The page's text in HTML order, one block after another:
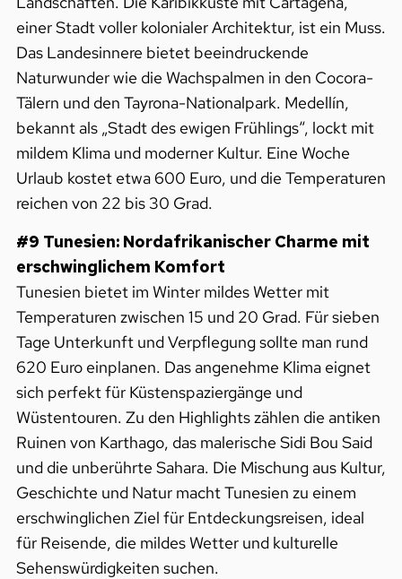
einer Stadt voller kolonialer Architektur, ist ein Muss.
Das Landesinnere bietet beeindruckende
Naturwunder wie die Wachspalmen in den Cocora-
Tälern und den Tayrona-Nationalpark. Medellín,
bekannt als „Stadt des ewigen Frühlings“, lockt mit
mildem Klima und moderner Kultur. Eine Woche
Urlaub kostet etwa 600 Euro, und die Temperaturen
reichen von 22 bis 30 Grad.
#9 Tunesien: Nordafrikanischer Charme mit
erschwinglichem Komfort
Tunesien bietet im Winter mildes Wetter mit
Temperaturen zwischen 15 und 20 Grad. Für sieben
Tage Unterkunft und Verpflegung sollte man rund
620 Euro einplanen. Das angenehme Klima eignet
sich perfekt für Küstenspaziergänge und
Wüstentouren. Zu den Highlights zählen die antiken
Ruinen von Karthago, das malerische Sidi Bou Said
und die unberührte Sahara. Die Mischung aus Kultur,
Geschichte und Natur macht Tunesien zu einem
erschwinglichen Ziel für Entdeckungsreisen, ideal
für Reisende, die mildes Wetter und kulturelle
Sehenswürdigkeiten suchen.